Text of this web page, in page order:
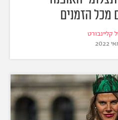
מכל הזמנים
קליינבורט